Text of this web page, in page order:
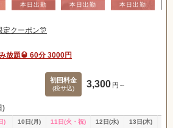
定クーポン🎊
放題🥃 60分 3000円
初回料金
(税サ込) 3,300 円～
)
) 10日(月) 11日(火・祝) 12日(水) 13日(木)